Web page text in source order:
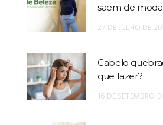
saem de moda
27 DE JULHO DE
Cabelo
que fazer?
16 DE SETEMBRO